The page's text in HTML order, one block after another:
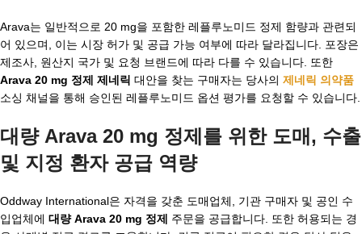
Arava는 일반적으로 20 mg을 포함한 레플루노미드 정제 함량과 관련되
어 있으며, 이는 시장 허가 및 공급 가능 여부에 따라 달라집니다. 포장은
제조사, 원산지 국가 및 요청 브랜드에 따라 다를 수 있습니다. 또한
Arava 20 mg 정제 제네릭 대안을 찾는 구매자는 당사의 제네릭 의약품
소싱 채널을 통해 승인된 레플루노미드 옵션 평가를 요청할 수 있습니다.
대량 Arava 20 mg 정제를 위한 도매, 수출
및 지정 환자 공급 역량
Oddway International은 자격을 갖춘 도매업체, 기관 구매자 및 공인 수
입업체에 대량 Arava 20 mg 정제 주문을 공급합니다. 또한 허용되는 경